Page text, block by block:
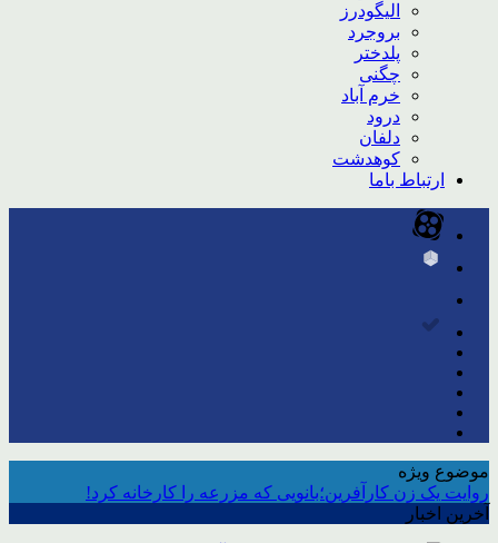
الیگودرز
بروجرد
پلدختر
چگنی
خرم آباد
درود
دلفان
کوهدشت
ارتباط باما
موضوع ویژه
روایت یک زن کارآفرین؛بانویی که مزرعه را کارخانه کرد!
آخرین اخبار